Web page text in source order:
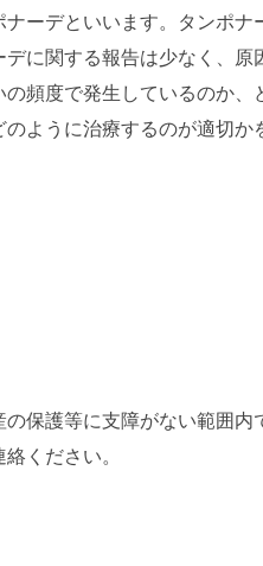
ーデといいます。タンポナ
に関する報告は少なく、原
頻度で発生しているのか、
ように治療するのが適切か
保護等に支障がない範囲内
ください。